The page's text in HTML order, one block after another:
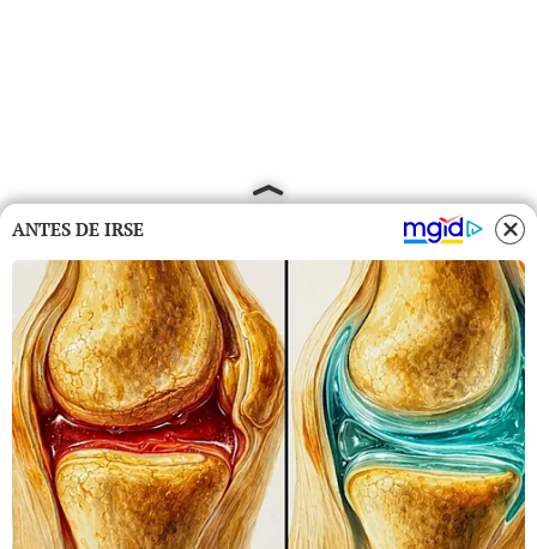
ANTES DE IRSE